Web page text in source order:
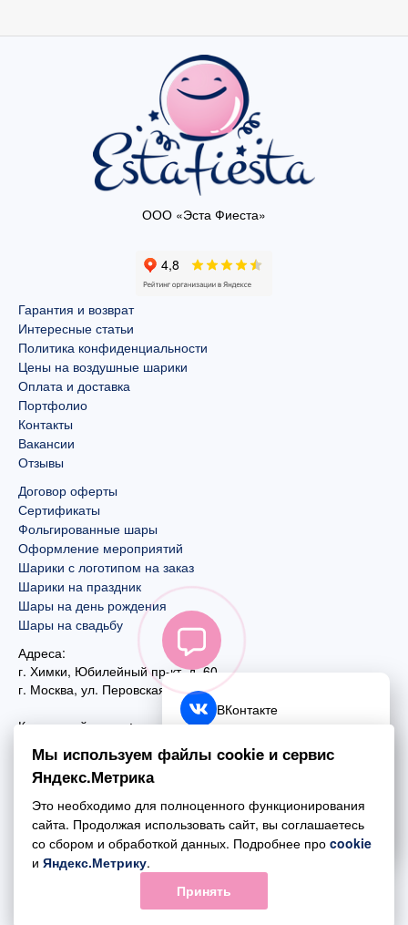
ООО «Эста Фиеста»
Гарантия и возврат
Интересные статьи
Политика конфиденциальности
Цены на воздушные шарики
Оплата и доставка
Портфолио
Контакты
Вакансии
Отзывы
Договор оферты
Сертификаты
Фольгированные шары
Оформление мероприятий
Шарики с логотипом на заказ
Шарики на праздник
Шары на день рождения
Шары на свадьбу
Адреса:
г. Химки, Юбилейный пр-кт, д. 60
г. Москва, ул. Перовская, д. 59
Контактный номер:
+7 (495) 970-44-75
Почта:
mail@esta-fiesta.ru
Режим работы интернет-магазина:
ПН-ВС с 09:00 до 21:00
ВКонтакте
Telegram
Обратный звонок
Мы используем файлы cookie и сервис
Яндекс.Метрика
Это необходимо для полноценного функционирования
сайта. Продолжая использовать сайт, вы соглашаетесь
со сбором и обработкой данных. Подробнее про cookie
и Яндекс.Метрику.
Принять